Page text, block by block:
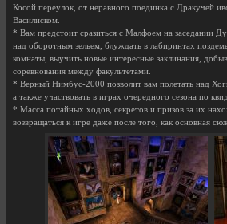
Косой переулок, от неравного поединка с Дракучей
Василиском.
* Вам предстоит сразиться с Малфоем на заседании
над оборотным зельем, блуждать в лабиринтах
комнаты, выучить новые интересные заклинания,
соревнования между факультетами.
* Верный Нимбус-2000 позволит вам полетать над
а также участвовать в играх очередного сезона по
* Масса потайных ходов, секретов и призов за их
возвращаться к игре даже после того, как основная